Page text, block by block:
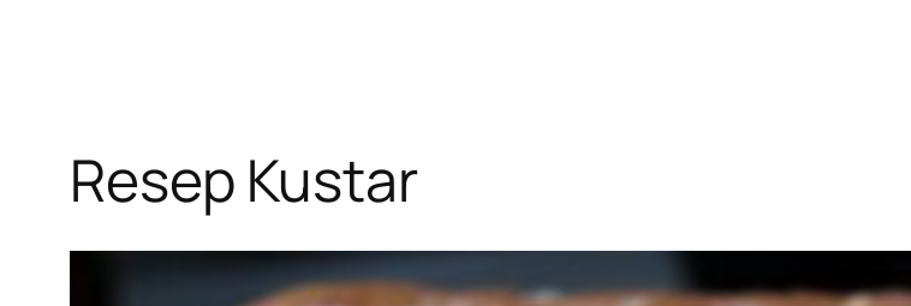
Resep Kustar